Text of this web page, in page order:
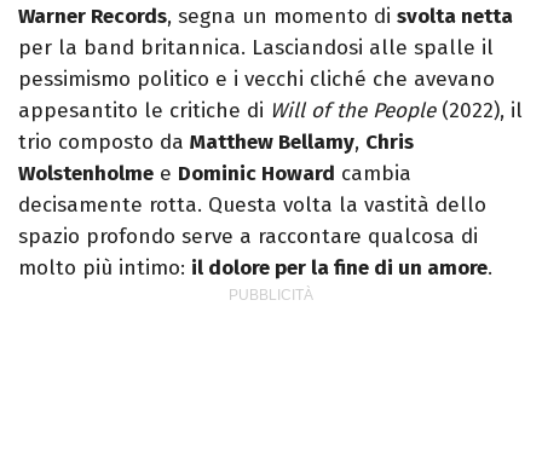
Warner Records, segna un momento di svolta netta
per la band britannica. Lasciandosi alle spalle il
pessimismo politico e i vecchi cliché che avevano
appesantito le critiche di Will of the People(2022), il
trio composto da Matthew Bellamy, Chris
Wolstenholme e Dominic Howard cambia
decisamente rotta. Questa volta la vastità dello
spazio profondo serve a raccontare qualcosa di
molto più intimo: il dolore per la fine di un amore.